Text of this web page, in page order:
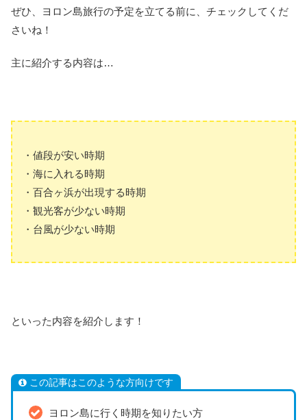
ぜひ、ヨロン島旅行の予定を立てる前に、チェックしてくだ
さいね！
主に紹介する内容は…
・値段が安い時期
・海に入れる時期
・百合ヶ浜が出現する時期
・観光客が少ない時期
・台風が少ない時期
といった内容を紹介します！
この記事はこのような方向けです
ヨロン島に行く時期を知りたい方